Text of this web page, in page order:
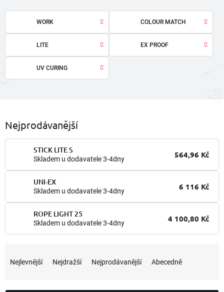
WORK COLOUR MATCH
LITE EX PROOF
UV CURING
Nejprodávanější
STICK LITE S
Skladem u dodavatele 3-4dny 564,96 Kč
UNI-EX
Skladem u dodavatele 3-4dny 6 116 Kč
ROPE LIGHT 25
Skladem u dodavatele 3-4dny 4 100,80 Kč
Nejlevnější Nejdražší Nejprodávanější Abecedně